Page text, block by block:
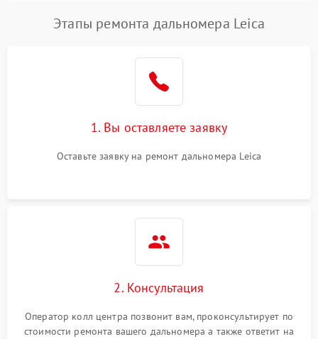
Этапы ремонта дальномера Leica
1. Вы оставляете заявку
Оставьте заявку на ремонт дальномера Leica
2. Консультация
Оператор колл центра позвонит вам, проконсультирует по
стоимости ремонта вашего дальномера а также ответит на